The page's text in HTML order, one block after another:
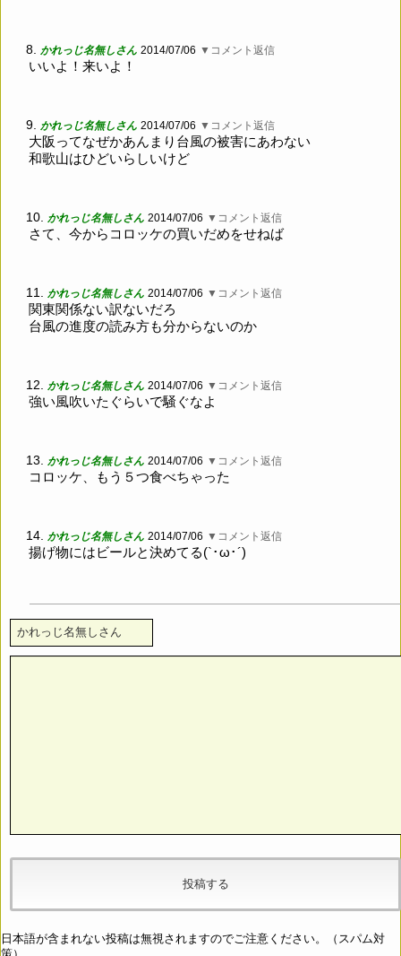
8. かれっじ名無しさん 2014/07/06 ▼コメント返信
いいよ！来いよ！
9. かれっじ名無しさん 2014/07/06 ▼コメント返信
大阪ってなぜかあんまり台風の被害にあわない
和歌山はひどいらしいけど
10. かれっじ名無しさん 2014/07/06 ▼コメント返信
さて、今からコロッケの買いだめをせねば
11. かれっじ名無しさん 2014/07/06 ▼コメント返信
関東関係ない訳ないだろ
台風の進度の読み方も分からないのか
12. かれっじ名無しさん 2014/07/06 ▼コメント返信
強い風吹いたぐらいで騒ぐなよ
13. かれっじ名無しさん 2014/07/06 ▼コメント返信
コロッケ、もう５つ食べちゃった
14. かれっじ名無しさん 2014/07/06 ▼コメント返信
揚げ物にはビールと決めてる(`･ω･´)
日本語が含まれない投稿は無視されますのでご注意ください。（スパム対